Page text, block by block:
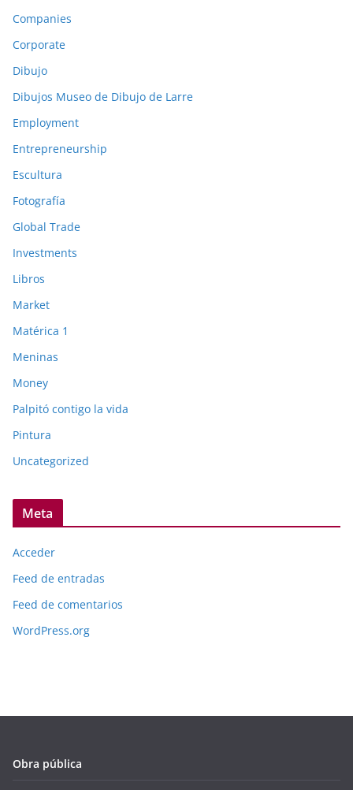
Companies
Corporate
Dibujo
Dibujos Museo de Dibujo de Larre
Employment
Entrepreneurship
Escultura
Fotografía
Global Trade
Investments
Libros
Market
Matérica 1
Meninas
Money
Palpitó contigo la vida
Pintura
Uncategorized
Meta
Acceder
Feed de entradas
Feed de comentarios
WordPress.org
Obra pública